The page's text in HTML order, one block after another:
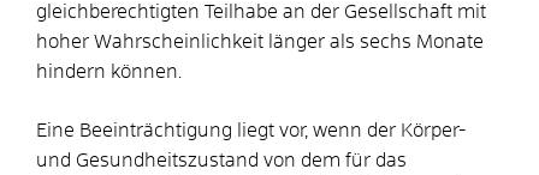
gleichberechtigten Teilhabe an der Gesellschaft mit
hoher Wahrscheinlichkeit länger als sechs Monate
hindern können.
Eine Beeinträchtigung liegt vor, wenn der Körper-
und Gesundheitszustand von dem für das